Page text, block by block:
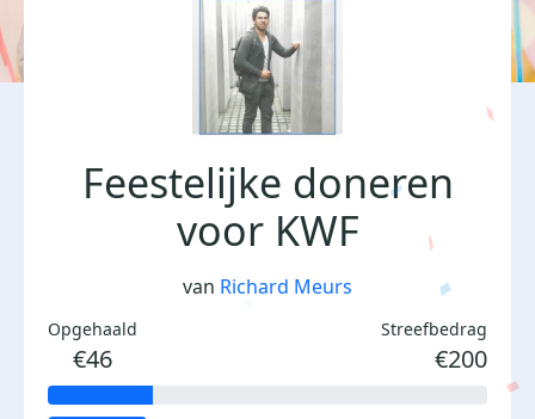
Feestelijke doneren
voor KWF
van Richard Meurs
Opgehaald
€46
Streefbedrag
€200